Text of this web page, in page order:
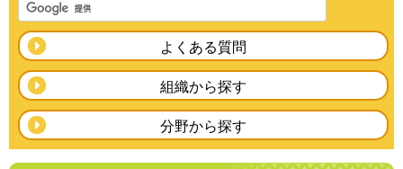
よくある質問
組織から探す
分野から探す